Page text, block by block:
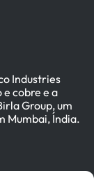
Industries
cobre e a
Group, um
Mumbai, Índia.